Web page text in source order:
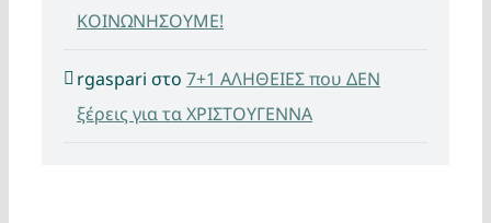
ΚΟΙΝΩΝΗΣΟΥΜΕ!
rgaspari στο 7+1 ΑΛΗΘΕΙΕΣ που ΔΕΝ
ξέρεις για τα ΧΡΙΣΤΟΥΓΕΝΝΑ